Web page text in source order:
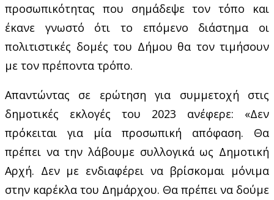
προσωπικότητας που σημάδεψε τον τόπο και
έκανε γνωστό ότι το επόμενο διάστημα οι
πολιτιστικές δομές του Δήμου θα τον τιμήσουν
με τον πρέποντα τρόπο.
Απαντώντας σε ερώτηση για συμμετοχή στις
δημοτικές εκλογές του 2023 ανέφερε: «Δεν
πρόκειται για μία προσωπική απόφαση. Θα
πρέπει να την λάβουμε συλλογικά ως Δημοτική
Αρχή. Δεν με ενδιαφέρει να βρίσκομαι μόνιμα
στην καρέκλα του Δημάρχου. Θα πρέπει να δούμε